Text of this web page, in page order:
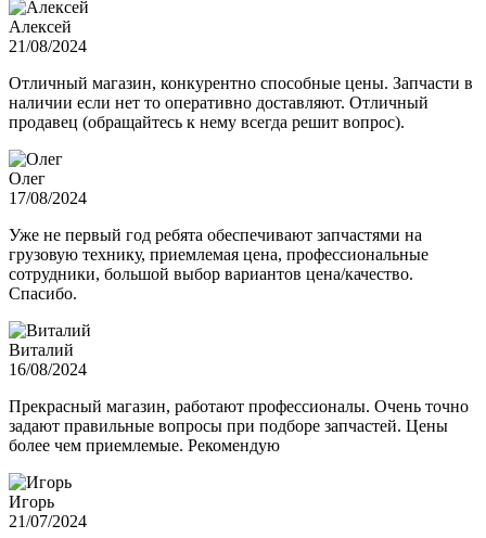
Алексей
21/08/2024
Отличный магазин, конкурентно способные цены. Запчасти в
наличии если нет то оперативно доставляют. Отличный
продавец (обращайтесь к нему всегда решит вопрос).
Олег
17/08/2024
Уже не первый год ребята обеспечивают запчастями на
грузовую технику, приемлемая цена, профессиональные
сотрудники, большой выбор вариантов цена/качество.
Спасибо.
Виталий
16/08/2024
Прекрасный магазин, работают профессионалы. Очень точно
задают правильные вопросы при подборе запчастей. Цены
более чем приемлемые. Рекомендую
Игорь
21/07/2024